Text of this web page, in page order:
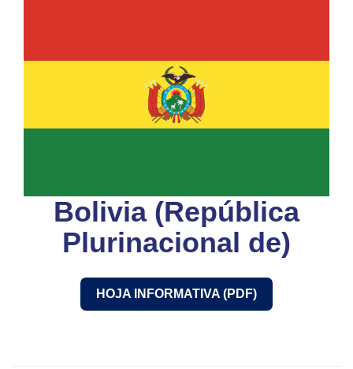
Bolivia (República
Plurinacional de)
HOJA INFORMATIVA (PDF)